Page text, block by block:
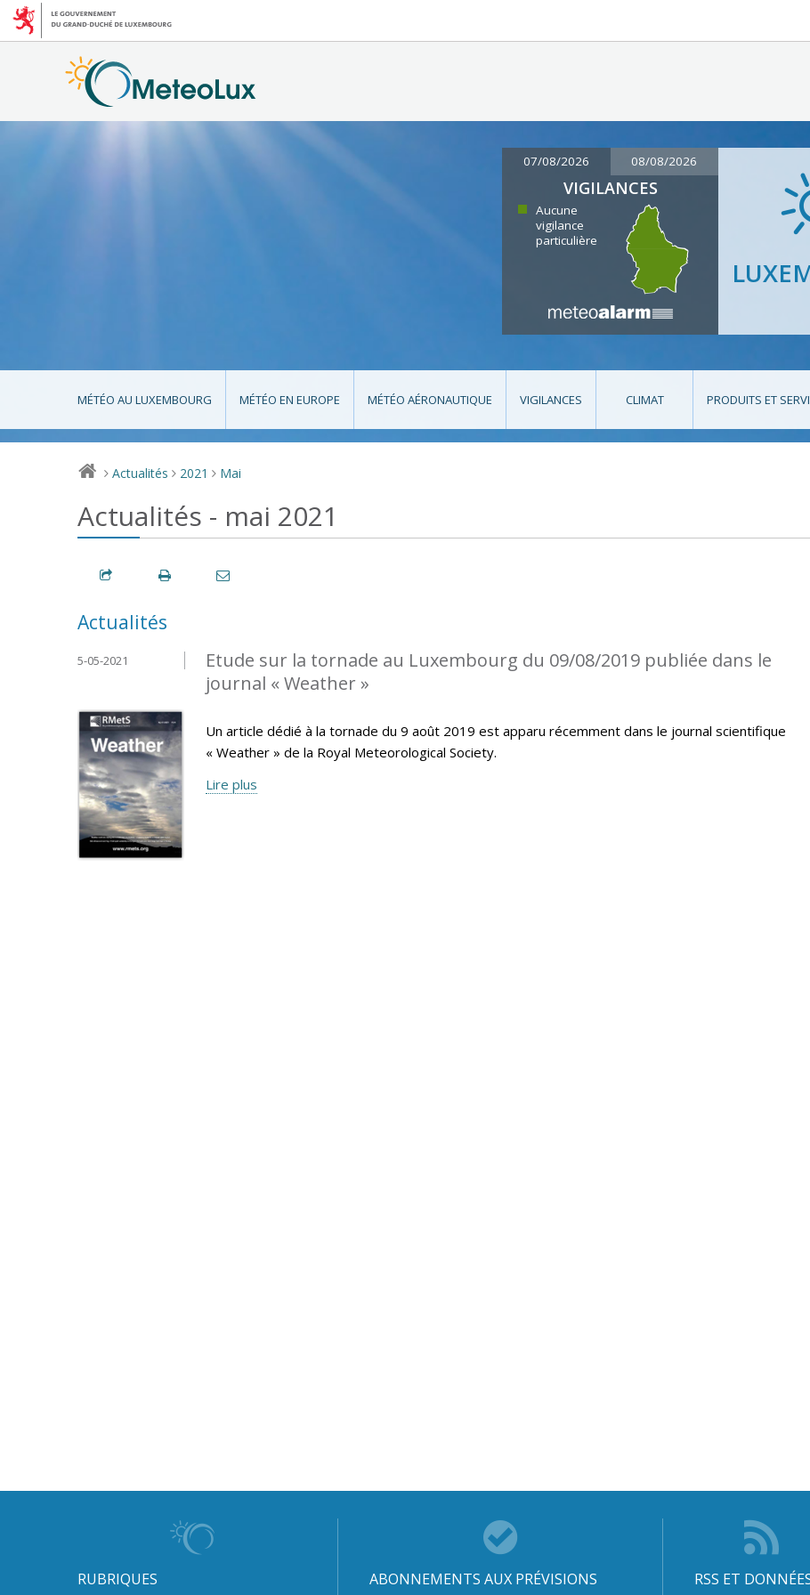
07/08/2026 08/08/2026
VIGILANCES
Aucune
vigilance
particulière
MÉTÉO AU LUXEMBOURG MÉTÉO EN EUROPE MÉTÉO AÉRONAUTIQUE VIGILANCES CLIMAT PRODUITS ET
> Actualités > 2021 > Mai
Actualités - mai 2021
Actualités
Etude sur la tornade au Luxembourg du 09/08/2019 publiée dans le
journal « Weather »
5-05-2021
Un article dédié à la tornade du 9 août 2019 est apparu récemment dans le journal scientifique
« Weather » de la Royal Meteorological Society.
Lire plus
RUBRIQUES ABONNEMENTS AUX PRÉVISIONS RSS ET